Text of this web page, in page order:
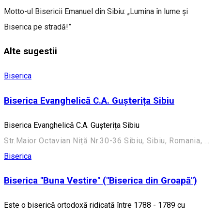
Motto-ul Bisericii Emanuel din Sibiu: „Lumina în lume şi
Biserica pe stradă!”
Alte sugestii
Biserica
Biserica Evanghelică C.A. Gușterița Sibiu
Biserica Evanghelică C.A. Gușterița Sibiu
Biserica
Biserica "Buna Vestire" ("Biserica din Groapă")
Este o biserică ortodoxă ridicată între 1788 - 1789 cu